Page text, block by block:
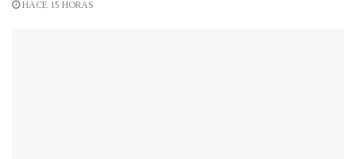
HACE 15 HORAS